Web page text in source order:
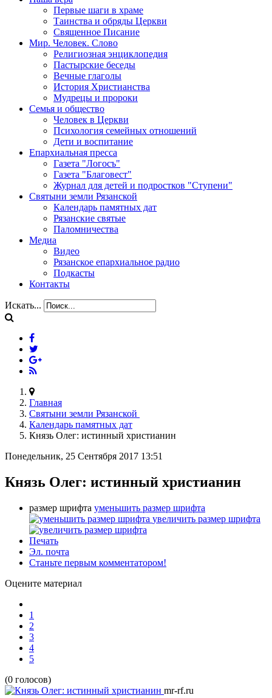
Первые шаги в храме
Таинства и обряды Церкви
Священное Писание
Мир. Человек. Слово
Религиозная энциклопедия
Пастырские беседы
Вечные глаголы
История Христианства
Мудрецы и пророки
Семья и общество
Человек в Церкви
Психология семейных отношений
Дети и воспитание
Епархиальная пресса
Газета "Логосъ"
Газета "Благовест"
Журнал для детей и подростков "Ступени"
Святыни земли Рязанской
Календарь памятных дат
Рязанские святые
Паломничества
Медиа
Видео
Рязанское епархиальное радио
Подкасты
Контакты
Искать...
Главная
Святыни земли Рязанской
Календарь памятных дат
Князь Олег: истинный христианин
Понедельник, 25 Сентября 2017 13:51
Князь Олег: истинный христианин
размер шрифта уменьшить размер шрифта
увеличить размер шрифта
Печать
Эл. почта
Станьте первым комментатором!
Оцените материал
1
2
3
4
5
(0 голосов)
mr-rf.ru